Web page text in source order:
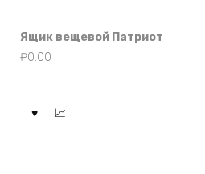
Ящик вещевой Патриот
₽0.00